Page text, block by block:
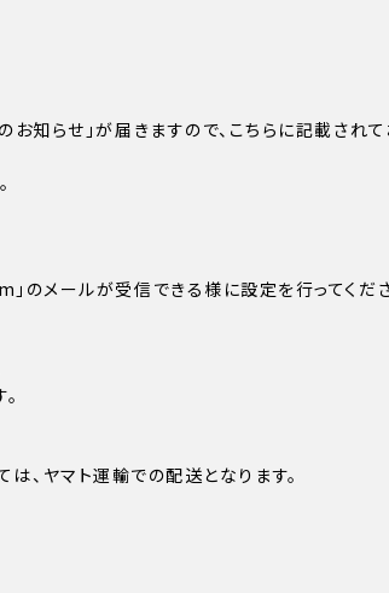
らせ」が届きますので、こちらに記載され
メールが受信できる様に設定を行ってくださ
、ヤマト運輸での配送となります。